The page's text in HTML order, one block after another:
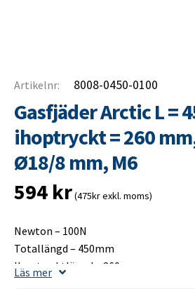
Artikelnr: 8008-0450-0100
Gasfjäder Arctic L =
ihoptryckt = 260
Ø18/8 mm, M6
594 kr(475kr exkl. moms)
Newton – 100N
Totallängd – 450mm
Ihoptrycktlängd – 260mm
Läs mer